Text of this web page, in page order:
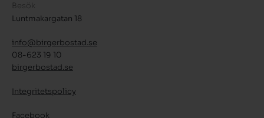
Besök
Luntmakargatan 18
info@birgerbostad.se
08-623 19 10
birgerbostad.se
Integritetspolicy
Facebook